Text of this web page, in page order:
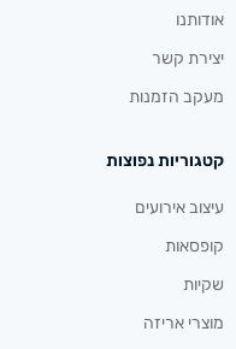
אודותנו
יצירת קשר
מעקב הזמנות
קטגוריות נפוצות
עיצוב אירועים
קופסאות
שקיות
מוצרי אריזה